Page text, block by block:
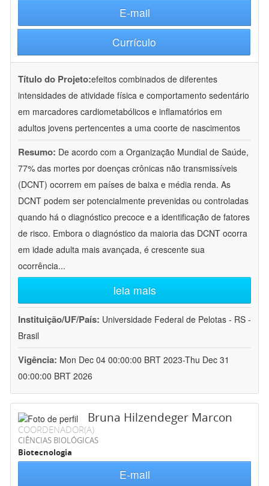
E-mail
Currículo
Título do Projeto:efeitos combinados de diferentes
intensidades de atividade física e comportamento sedentário
em marcadores cardiometabólicos e inflamatórios em
adultos jovens pertencentes a uma coorte de nascimentos
Resumo: De acordo com a Organização Mundial de Saúde,
77% das mortes por doenças crônicas não transmissíveis
(DCNT) ocorrem em países de baixa e média renda. As
DCNT podem ser potencialmente prevenidas ou controladas
quando há o diagnóstico precoce e a identificação de fatores
de risco. Embora o diagnóstico da maioria das DCNT ocorra
em idade adulta mais avançada, é crescente sua
ocorrência...
leia mais
Instituição/UF/País: Universidade Federal de Pelotas - RS -
Brasil
Vigência: Mon Dec 04 00:00:00 BRT 2023-Thu Dec 31
00:00:00 BRT 2026
Bruna Hilzendeger Marcon
COORDENADOR(A)
CIÊNCIAS BIOLÓGICAS
Biotecnologia
E-mail